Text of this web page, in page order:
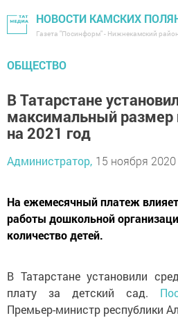
НОВОСТИ КАМСКИХ
Газета "Посинформ" - Нижнекамский район
ОБЩЕСТВО
В Татарстане
максимальный размер
на 2021 год
Администратор, 15 ноября 2020
На ежемесячный платеж
работы дошкольной
количество детей.
В Татарстане установили
плату за детский сад.
Премьер-министр республики